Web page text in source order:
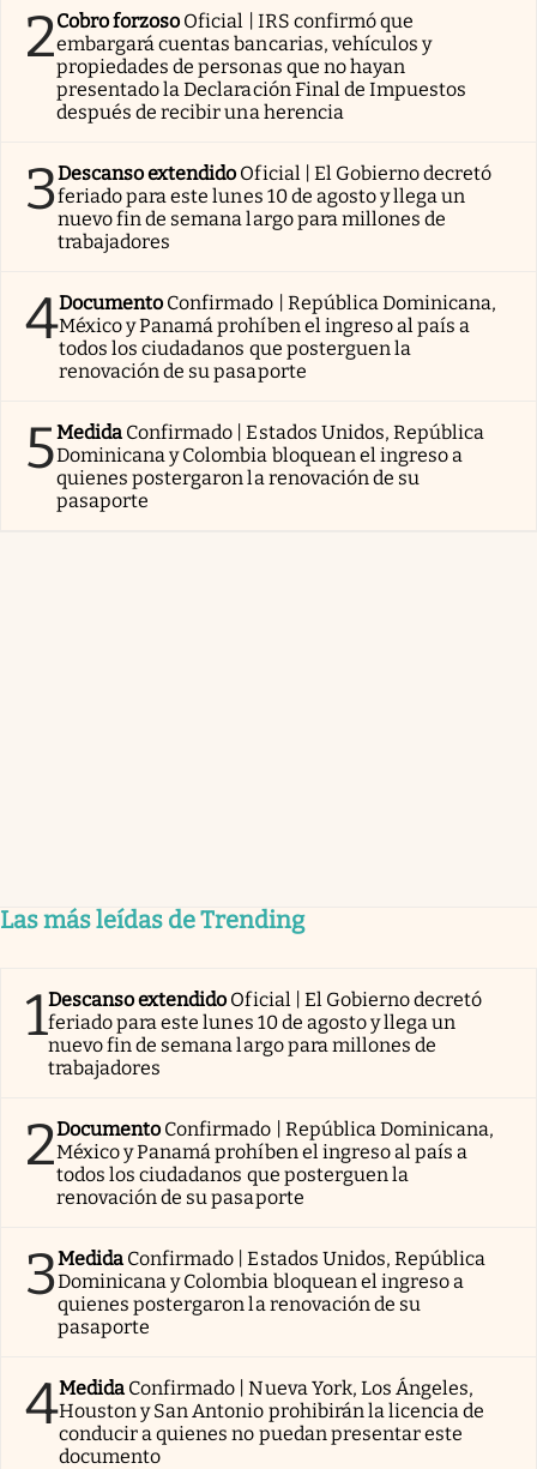
2Cobro forzoso Oficial | IRS confirmó que
embargará cuentas bancarias, vehículos y
propiedades de personas que no hayan
presentado la Declaración Final de Impuestos
después de recibir una herencia
3Descanso extendido Oficial | El Gobierno decretó
feriado para este lunes 10 de agosto y llega un
nuevo fin de semana largo para millones de
trabajadores
4Documento Confirmado | República Dominicana,
México y Panamá prohíben el ingreso al país a
todos los ciudadanos que posterguen la
renovación de su pasaporte
5Medida Confirmado | Estados Unidos, República
Dominicana y Colombia bloquean el ingreso a
quienes postergaron la renovación de su
pasaporte
Las más leídas de Trending
1Descanso extendido Oficial | El Gobierno decretó
feriado para este lunes 10 de agosto y llega un
nuevo fin de semana largo para millones de
trabajadores
2Documento Confirmado | República Dominicana,
México y Panamá prohíben el ingreso al país a
todos los ciudadanos que posterguen la
renovación de su pasaporte
3Medida Confirmado | Estados Unidos, República
Dominicana y Colombia bloquean el ingreso a
quienes postergaron la renovación de su
pasaporte
4Medida Confirmado | Nueva York, Los Ángeles,
Houston y San Antonio prohibirán la licencia de
conducir a quienes no puedan presentar este
documento